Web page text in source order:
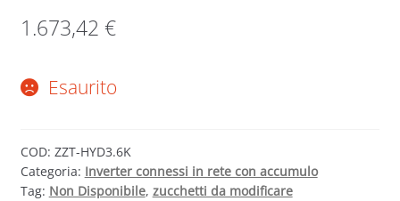
1.673,42 €
Esaurito
COD: ZZT-HYD3.6K
Categoria: Inverter connessi in rete con accumulo
Tag: Non Disponibile, zucchetti da modificare